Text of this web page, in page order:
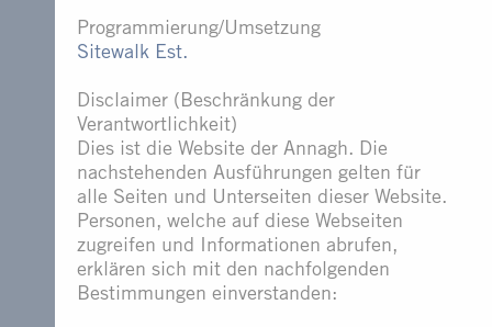
Programmierung/Umsetzung
Sitewalk Est.
Disclaimer (Beschränkung der
Verantwortlichkeit)
Dies ist die Website der Annagh. Die
nachstehenden Ausführungen gelten für
alle Seiten und Unterseiten dieser Website.
Personen, welche auf diese Webseiten
zugreifen und Informationen abrufen,
erklären sich mit den nachfolgenden
Bestimmungen einverstanden: